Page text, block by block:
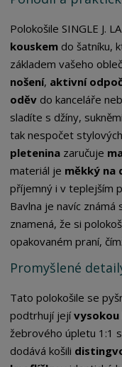
Polokošile SINGLE J.
kouskem do šatníku,
základem vašeho
nošení, aktivní
oděv do kanceláře
sladíte s džíny,
tak nespočet
pletenina zaručuje
materiál je měkký na
příjemný i v teplejším
Bavlna je navíc známá
znamená, že si
opakovaném praní,
Promyšlené
Tato polokošile se
podtrhují její
žebrového úpletu 1:1
dodává košili